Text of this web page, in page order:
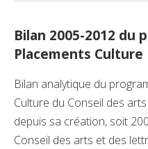
Bilan 2005-2012 du
Placements Culture
Bilan analytique du
Culture du Conseil des
depuis sa création, soit
Conseil des arts et des